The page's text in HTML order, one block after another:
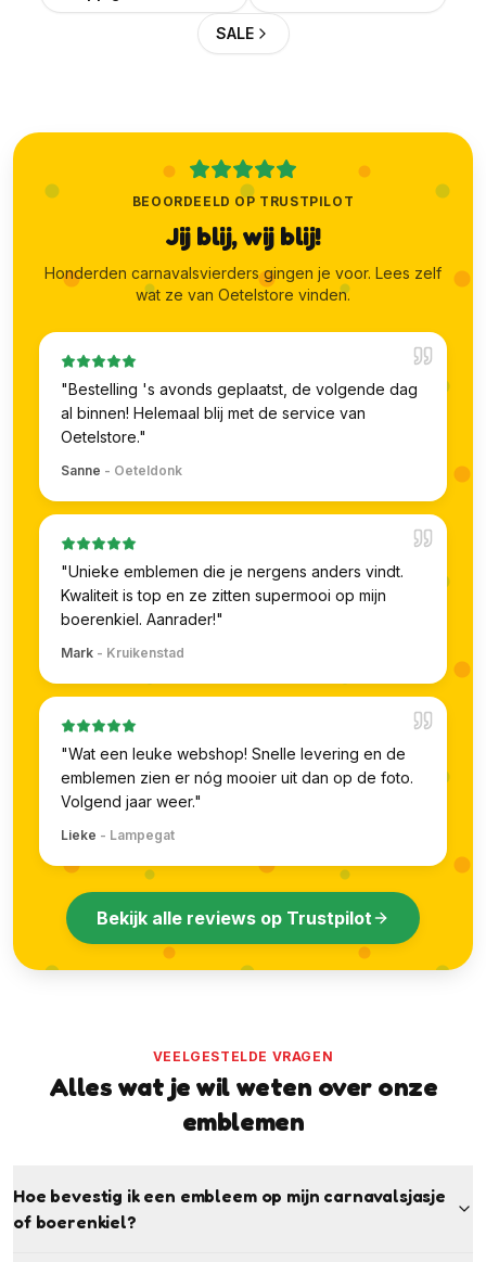
SALE
BEOORDEELD OP TRUSTPILOT
Jij blij, wij blij!
Honderden carnavalsvierders gingen je voor. Lees zelf
wat ze van Oetelstore vinden.
"Bestelling 's avonds geplaatst, de volgende dag
al binnen! Helemaal blij met de service van
Oetelstore."
Sanne - Oeteldonk
"Unieke emblemen die je nergens anders vindt.
Kwaliteit is top en ze zitten supermooi op mijn
boerenkiel. Aanrader!"
Mark - Kruikenstad
"Wat een leuke webshop! Snelle levering en de
emblemen zien er nóg mooier uit dan op de foto.
Volgend jaar weer."
Lieke - Lampegat
Bekijk alle reviews op Trustpilot
VEELGESTELDE VRAGEN
Alles wat je wil weten over onze
emblemen
Hoe bevestig ik een embleem op mijn carnavalsjasje
of boerenkiel?